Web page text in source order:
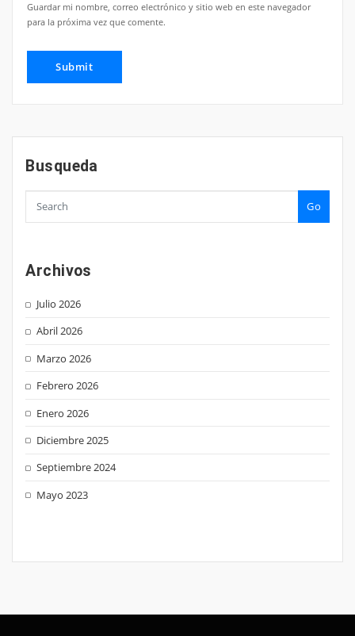
Guardar mi nombre, correo electrónico y sitio web en este navegador
para la próxima vez que comente.
Busqueda
Go
Archivos
Julio 2026
Abril 2026
Marzo 2026
Febrero 2026
Enero 2026
Diciembre 2025
Septiembre 2024
Mayo 2023